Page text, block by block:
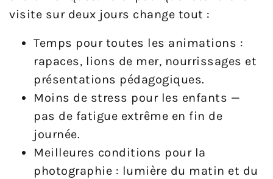
visite sur deux jours change tout :
Temps pour toutes les animations :
rapaces, lions de mer, nourrissages et
présentations pédagogiques.
Moins de stress pour les enfants —
pas de fatigue extrême en fin de
journée.
Meilleures conditions pour la
photographie : lumière du matin et du